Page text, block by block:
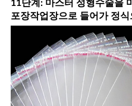
11단계: 마스터 성형수술을
포장작업장으로 들어가 정